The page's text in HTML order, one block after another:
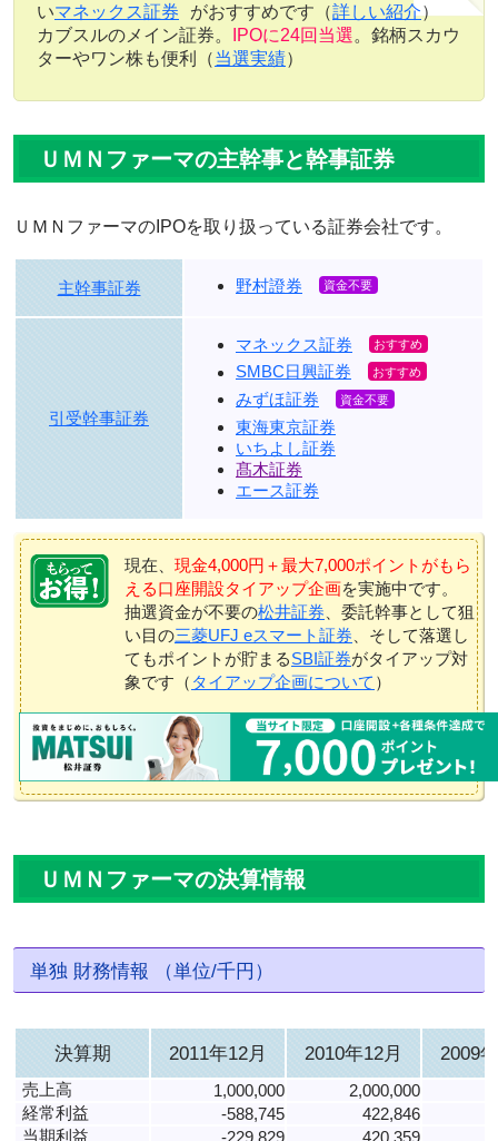
いマネックス証券 がおすすめです（詳しい紹介）
カブスルのメイン証券。
IPOに24回当選。銘柄スカウ
ターやワン株も便利（当選実績）
ＵＭＮファーマの主幹事と幹事証券
ＵＭＮファーマのIPOを取り扱っている証券会社です。
主幹事証券 野村證券
引受幹事証券
マネックス証券
SMBC日興証券
みずほ証券
東海東京証券
いちよし証券
髙木証券
エース証券
現在、 現金4,000円＋最大7,000ポイントがもら
える口座開設タイアップ企画を実施中です。
抽選資金が不要の松井証券 、委託幹事として狙
い目の三菱UFJ eスマート証券 、そして落選し
てもポイントが貯まるSBI証券がタイアップ対
象です（ タイアップ企画について ）
ＵＭＮファーマの決算情報
単独 財務情報 （単位/千円）
決算期 2011年12月 2010年12月 2009
売上高 1,000,000
2,000,000
経常利益
-588,745 422,846
当期利益
-229,829 420,359